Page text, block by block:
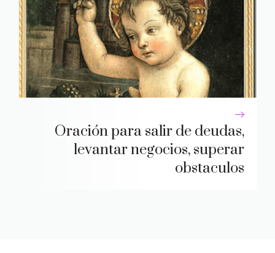
Oración para salir de deudas,
levantar negocios, superar
obstaculos